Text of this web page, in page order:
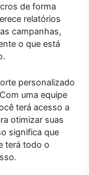
de forma
relatórios
campanhas,
o que está
personalizado
uma equipe
terá acesso a
otimizar suas
significa que
terá todo o